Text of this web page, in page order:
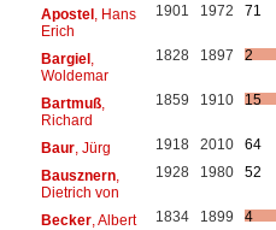
Apostel, Hans
Erich
1901 1972 71
Bargiel,
Woldemar
1828 1897 2
Bartmuß,
Richard
1859 1910 15
Baur, Jürg 1918 2010
64
Bausznern,
Dietrich von
1928 1980 52
Becker, Albert 1834 1899
4